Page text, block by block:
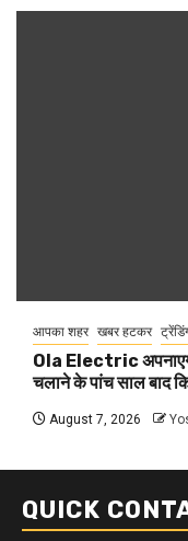
आपका शहर खबर हटकर
Ola Electric
चलाने के पांच साल बाद
August 7, 2026
QUICK